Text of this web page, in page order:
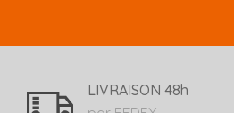
LIVRAISON 48h